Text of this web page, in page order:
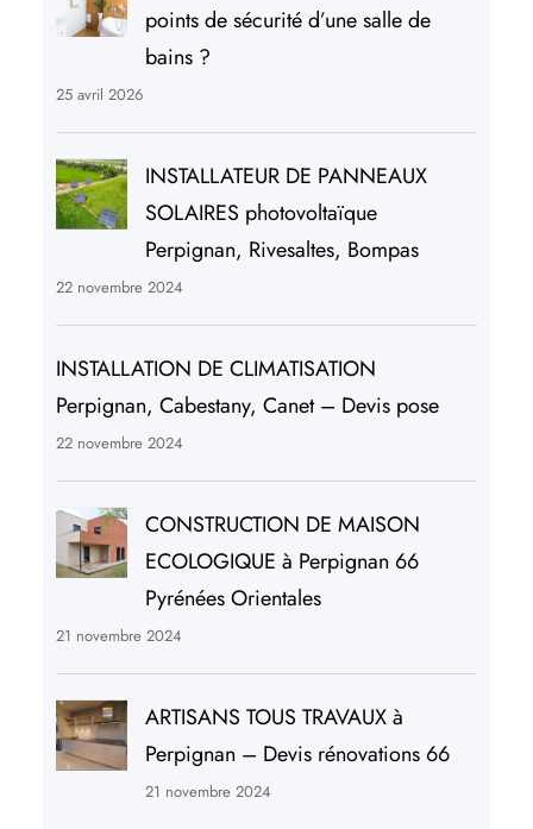
points de sécurité d’une salle de
bains ?
25 avril 2026
INSTALLATEUR DE PANNEAUX
SOLAIRES photovoltaïque
Perpignan, Rivesaltes, Bompas
22 novembre 2024
INSTALLATION DE CLIMATISATION
Perpignan, Cabestany, Canet – Devis pose
22 novembre 2024
CONSTRUCTION DE MAISON
ECOLOGIQUE à Perpignan 66
Pyrénées Orientales
21 novembre 2024
ARTISANS TOUS TRAVAUX à
Perpignan – Devis rénovations 66
21 novembre 2024